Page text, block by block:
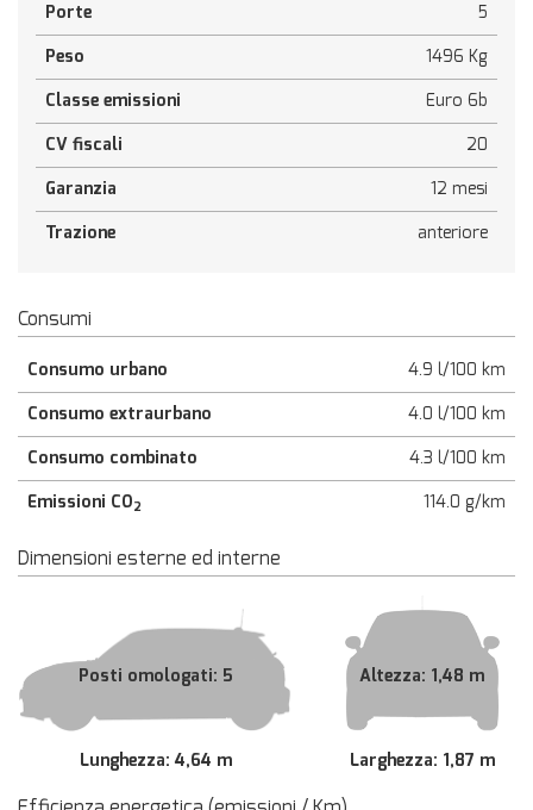
Porte
5
Peso
1496 Kg
Classe emissioni
Euro 6b
CV fiscali
20
Garanzia
12 mesi
Trazione
anteriore
Consumi
Consumo urbano
4.9 l/100 km
Consumo extraurbano
4.0 l/100 km
Consumo combinato
4.3 l/100 km
Emissioni CO2 114.0 g/km
Dimensioni esterne ed interne
Posti omologati: 5
Lunghezza: 4,64 m
Altezza: 1,48 m
Larghezza: 1,87 m